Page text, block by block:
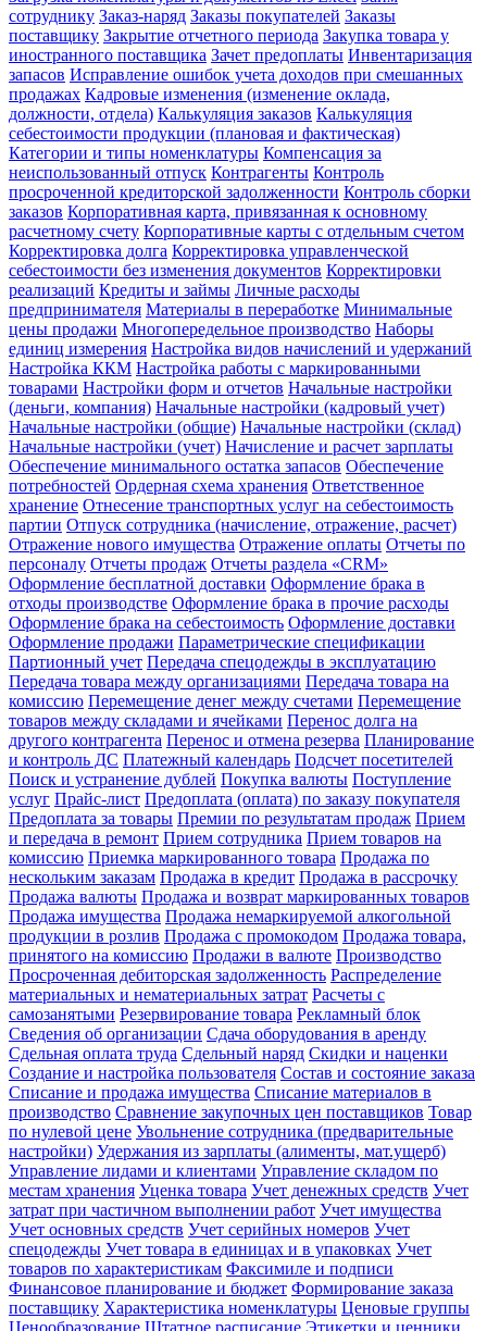
сотруднику Заказ-наряд Заказы покупателей Заказы
поставщику Закрытие отчетного периода Закупка товара у
иностранного поставщика Зачет предоплаты Инвентаризация
запасов Исправление ошибок учета доходов при смешанных
продажах Кадровые изменения (изменение оклада,
должности, отдела) Калькуляция заказов Калькуляция
себестоимости продукции (плановая и фактическая)
Категории и типы номенклатуры Компенсация за
неиспользованный отпуск Контрагенты Контроль
просроченной кредиторской задолженности Контроль сборки
заказов Корпоративная карта, привязанная к основному
расчетному счету Корпоративные карты с отдельным счетом
Корректировка долга Корректировка управленческой
себестоимости без изменения документов Корректировки
реализаций Кредиты и займы Личные расходы
предпринимателя Материалы в переработке Минимальные
цены продажи Многопередельное производство Наборы
единиц измерения Настройка видов начислений и удержаний
Настройка ККМ Настройка работы с маркированными
товарами Настройки форм и отчетов Начальные настройки
(деньги, компания) Начальные настройки (кадровый учет)
Начальные настройки (общие) Начальные настройки (склад)
Начальные настройки (учет) Начисление и расчет зарплаты
Обеспечение минимального остатка запасов Обеспечение
потребностей Ордерная схема хранения Ответственное
хранение Отнесение транспортных услуг на себестоимость
партии Отпуск сотрудника (начисление, отражение, расчет)
Отражение нового имущества Отражение оплаты Отчеты по
персоналу Отчеты продаж Отчеты раздела «CRM»
Оформление бесплатной доставки Оформление брака в
отходы производстве Оформление брака в прочие расходы
Оформление брака на себестоимость Оформление доставки
Оформление продажи Параметрические спецификации
Партионный учет Передача спецодежды в эксплуатацию
Передача товара между организациями Передача товара на
комиссию Перемещение денег между счетами Перемещение
товаров между складами и ячейками Перенос долга на
другого контрагента Перенос и отмена резерва Планирование
и контроль ДС Платежный календарь Подсчет посетителей
Поиск и устранение дублей Покупка валюты Поступление
услуг Прайс-лист Предоплата (оплата) по заказу покупателя
Предоплата за товары Премии по результатам продаж Прием
и передача в ремонт Прием сотрудника Прием товаров на
комиссию Приемка маркированного товара Продажа по
нескольким заказам Продажа в кредит Продажа в рассрочку
Продажа валюты Продажа и возврат маркированных товаров
Продажа имущества Продажа немаркируемой алкогольной
продукции в розлив Продажа с промокодом Продажа товара,
принятого на комиссию Продажи в валюте Производство
Просроченная дебиторская задолженность Распределение
материальных и нематериальных затрат Расчеты с
самозанятыми Резервирование товара Рекламный блок
Сведения об организации Сдача оборудования в аренду
Сдельная оплата труда Сдельный наряд Скидки и наценки
Создание и настройка пользователя Состав и состояние заказа
Списание и продажа имущества Списание материалов в
производство Сравнение закупочных цен поставщиков Товар
по нулевой цене Увольнение сотрудника (предварительные
настройки) Удержания из зарплаты (алименты, мат.ущерб)
Управление лидами и клиентами Управление складом по
местам хранения Уценка товара Учет денежных средств Учет
затрат при частичном выполнении работ Учет имущества
Учет основных средств Учет серийных номеров Учет
спецодежды Учет товара в единицах и в упаковках Учет
товаров по характеристикам Факсимиле и подписи
Финансовое планирование и бюджет Формирование заказа
поставщику Характеристика номенклатуры Ценовые группы
Ценообразование Штатное расписание Этикетки и ценники